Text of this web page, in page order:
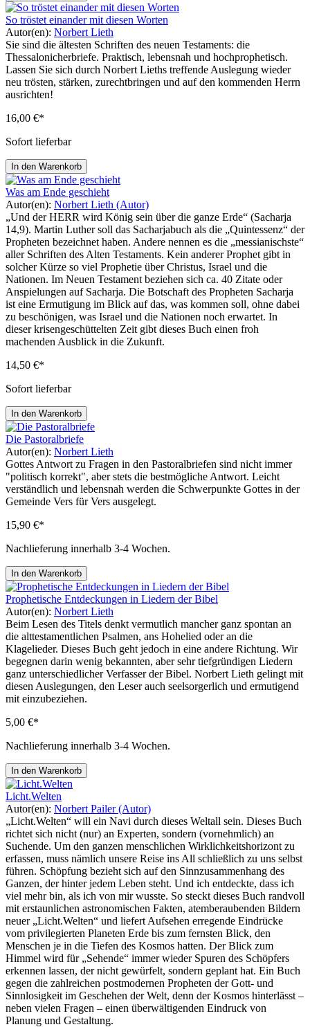
So tröstet einander mit diesen Worten
Autor(en): Norbert Lieth
Sie sind die ältesten Schriften des neuen Testaments: die
Thessalonicherbriefe. Praktisch, lebensnah und hochprophetisch.
Lassen Sie sich durch Norbert Lieths treffende Auslegung wieder
neu trösten, stärken, zurechtbringen und auf den kommenden Herrn
ausrichten!
16,00 €*
Sofort lieferbar
In den Warenkorb
Was am Ende geschieht
Autor(en): Norbert Lieth (Autor)
„Und der HERR wird König sein über die ganze Erde“ (Sacharja
14,9). Martin Luther soll das Sacharjabuch als die „Quintessenz“ der
Propheten bezeichnet haben. Andere nennen es die „messianischste“
aller Schriften des Alten Testaments. Kein anderer Prophet gibt in
solcher Kürze so viel Prophetie über Christus, Israel und die
Nationen. Im Neuen Testament beziehen sich ca. 40 Zitate oder
Anspielungen auf Sacharja. Die Botschaft des Propheten Sacharja
ist eine Ermutigung im Blick auf das, was kommen soll, ohne dabei
zu beschönigen, was Israel und die Nationen noch erwartet. In
dieser krisengeschüttelten Zeit gibt dieses Buch einen froh
machenden Ausblick in die Zukunft.
14,50 €*
Sofort lieferbar
In den Warenkorb
Die Pastoralbriefe
Autor(en): Norbert Lieth
Gottes Antwort zu Fragen in den Pastoralbriefen sind nicht immer
"politisch korrekt", aber stets die bestmögliche Antwort. Leicht
verständlich und lebensnah werden die Schwerpunkte Gottes in der
Gemeinde Vers für Vers ausgelegt.
15,90 €*
Nachlieferung innerhalb 3-4 Wochen.
In den Warenkorb
Prophetische Entdeckungen in Liedern der Bibel
Autor(en): Norbert Lieth
Beim Lesen des Titels denkt vermutlich mancher ganz spontan an
die alttestamentlichen Psalmen, ans Hohelied oder an die
Klagelieder. Dieses Buch geht jedoch in eine andere Richtung. Wir
begegnen darin wenig bekannten, aber sehr tiefgründigen Liedern
ganz unterschiedlicher Verfasser der Bibel. Norbert Lieth gelingt mit
diesen Auslegungen, den Leser auch seelsorgerlich und ermutigend
mit einzubeziehen.
5,00 €*
Nachlieferung innerhalb 3-4 Wochen.
In den Warenkorb
Licht.Welten
Autor(en): Norbert Pailer (Autor)
„Licht.Welten“ will ein Navi durch dieses Weltall sein. Dieses Buch
richtet sich nicht (nur) an Experten, sondern (vornehmlich) an
Suchende. Um den ganzen menschlichen Wirklichkeitshorizont zu
erfassen, muss nämlich unsere Reise ins All schließlich zu uns selbst
führen. Schöpfung bezieht sich auf den Sinnzusammenhang des
Ganzen, der hinter jedem Leben steht. Und ich entdeckte, dass ich
viel mehr bin, als ich von mir wusste. So steckt dieses Buch randvoll
mit erstaunlichen astronomischen Fakten, atemberaubenden Bildern
neuer „Licht.Welten“ und liefert Aufsehen erregende Eindrücke
vom privilegierten Planeten Erde bis zum fernsten Blick, den
Menschen je in die Tiefen des Kosmos hatten. Der Blick zum
Himmel wird für „Sehende“ immer wieder Spuren des Schöpfers
erkennen lassen, der nicht gewürfelt, sondern geplant hat. Ein Buch
gegen die zahlreichen postmodernen Propheten der Gott- und
Sinnlosigkeit im Geschehen der Welt, denn der Kosmos hinterlässt –
neben vielen Fragen – einen überwältigenden Eindruck von
Planung und Gestaltung.